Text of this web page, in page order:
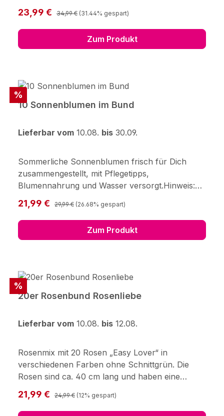
Blumennahrung und Wasser
versorgt.Hersteller:123Blumenversand.de GmbH
Didderser Str. 2838176
Verkaufspreis:
23,99 € Regulärer Preis:
34,99 € (31.44% gespart)
Zum Produkt
Rabatt
%
10 Sonnenblumen im Bund
Lieferbar vom 10.08. bis 30.09.
Sommerliche Sonnenblumen frisch für Dich
zusammengestellt, mit Pflegetipps,
Blumennahrung und Wasser versorgt.Hinweis:
Sonnenblumen kommen direkt aus der Region
und machen deinen Strauß zum sonnigen
Highlight.Hersteller: 123Blumenversand.de GmbH
Verkaufspreis:
21,99 € Regulärer Preis:
29,99 € (26.68% gespart)
Zum Produkt
Rabatt
%
20er Rosenbund Rosenliebe
Lieferbar vom 10.08. bis 12.08.
Rosenmix mit 20 Rosen „Easy Lover“ in
verschiedenen Farben ohne Schnittgrün. Die
Rosen sind ca. 40 cm lang und haben eine
zusammengestellt, mit Pflegetipps,
Blumennahrung und Wasser versorgt.Hersteller:
Verkaufspreis:
21,99 € Regulärer Preis:
24,99 € (12% gespart)